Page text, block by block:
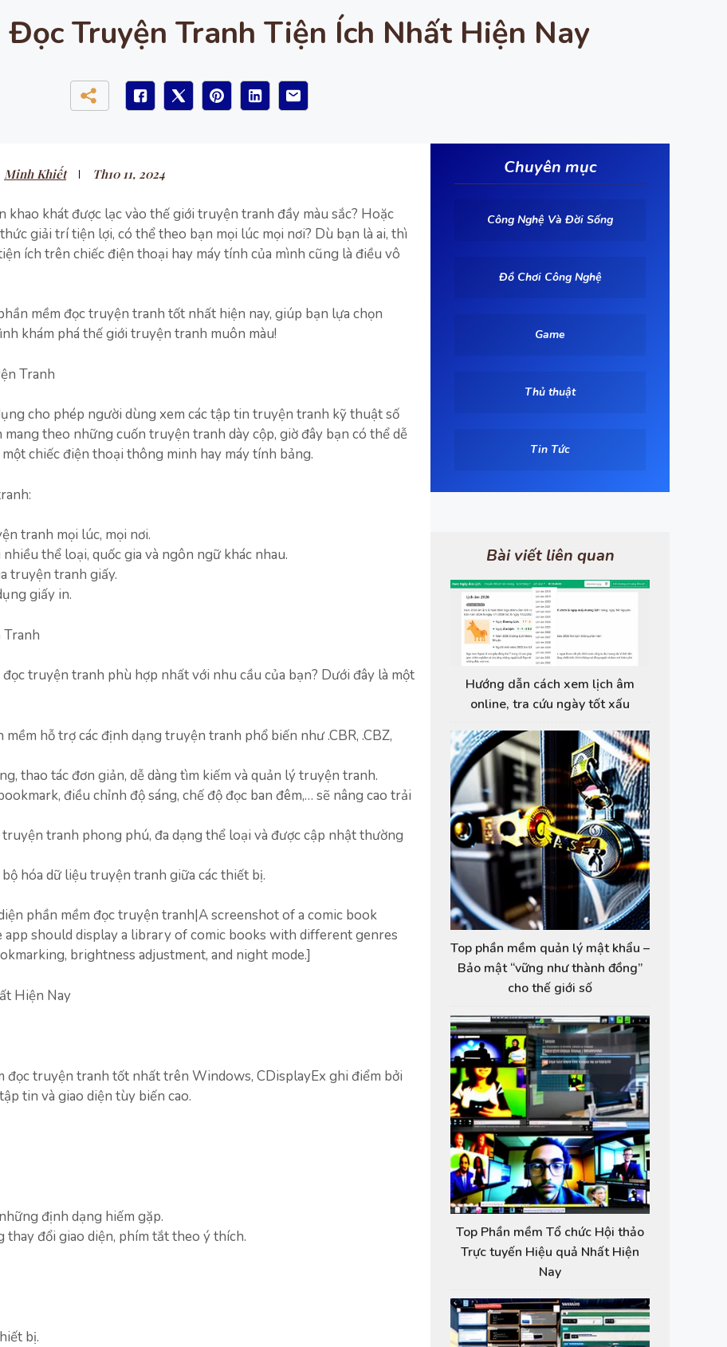
Đọc Truyện Tranh Tiện Ích Nhất Hiện Nay
Minh Khiết Th10 11, 2024
khao khát được lạc vào thế giới truyện tranh đầy màu sắc? Hoặc
giải trí tiện lợi, có thể theo bạn mọi lúc mọi nơi? Dù bạn là ai, thì
ích trên chiếc điện thoại hay máy tính của mình cũng là điều vô
mềm đọc truyện tranh tốt nhất hiện nay, giúp bạn lựa chọn
khám phá thế giới truyện tranh muôn màu!
Tranh
cho phép người dùng xem các tập tin truyện tranh kỹ thuật số
theo những cuốn truyện tranh dày cộp, giờ đây bạn có thể dễ
chiếc điện thoại thông minh hay máy tính bảng.
tranh mọi lúc, mọi nơi.
thể loại, quốc gia và ngôn ngữ khác nhau.
truyện tranh giấy.
giấy in.
Tranh
truyện tranh phù hợp nhất với nhu cầu của bạn? Dưới đây là một
hỗ trợ các định dạng truyện tranh phổ biến như .CBR, .CBZ,
thao tác đơn giản, dễ dàng tìm kiếm và quản lý truyện tranh.
điều chỉnh độ sáng, chế độ đọc ban đêm,… sẽ nâng cao trải
tranh phong phú, đa dạng thể loại và được cập nhật thường
hóa dữ liệu truyện tranh giữa các thiết bị.
phần mềm đọc truyện tranh|A screenshot of a comic book
should display a library of comic books with different genres
brightness adjustment, and night mode.]
Hiện Nay
đọc truyện tranh tốt nhất trên Windows, CDisplayEx ghi điểm bởi
tin và giao diện tùy biến cao.
định dạng hiếm gặp.
đổi giao diện, phím tắt theo ý thích.
bị.
Chuyên mục
Công Nghệ Và Đời Sống
Đồ Chơi Công Nghệ
Game
Thủ thuật
Tin Tức
Bài viết liên quan
Hướng dẫn cách xem lịch âm
online, tra cứu ngày tốt xấu
Top phần mềm quản lý mật khẩu –
Bảo mật “vững như thành đồng”
cho thế giới số
Top Phần mềm Tổ chức Hội thảo
Trực tuyến Hiệu quả Nhất Hiện
Nay